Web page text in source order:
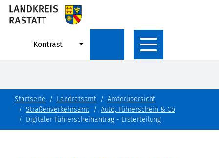
Kontrast
Startseite Landratsamt
Ämterübersicht
Straßenverkehrsamt
Auto, Führerschein & Co
Digitaler Führerscheinantrag - Ersterteilung